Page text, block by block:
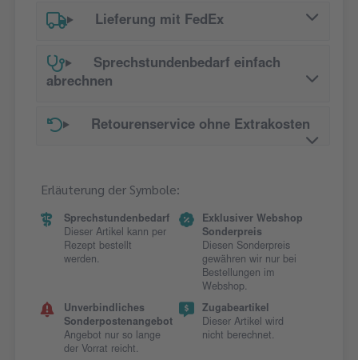
Lieferung mit FedEx
Sprechstundenbedarf einfach
abrechnen
Retourenservice ohne Extrakosten
Erläuterung der Symbole:
Sprechstundenbedarf
Dieser Artikel kann per
Rezept bestellt
werden.
Exklusiver Webshop
Sonderpreis
Diesen Sonderpreis
gewähren wir nur bei
Bestellungen im
Webshop.
Unverbindliches
Sonderpostenangebot
Angebot nur so lange
der Vorrat reicht.
Zugabeartikel
Dieser Artikel wird
nicht berechnet.